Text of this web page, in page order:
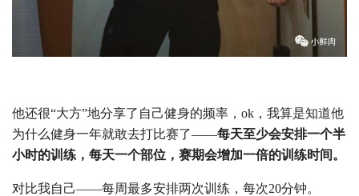
他还很“大方”地分享了自己健身的频率，ok，我算是知道他
为什么健身一年就敢去打比赛了——每天至少会安排一个半
小时的训练，每天一个部位，赛期会增加一倍的训练时间。
对比我自己——每周最多安排两次训练，每次20分钟。